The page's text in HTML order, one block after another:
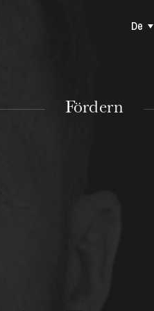
De
Fördern